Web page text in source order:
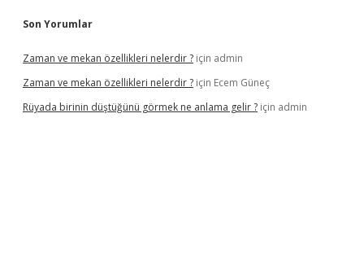
Son Yorumlar
Zaman ve mekan özellikleri nelerdir ? için admin
Zaman ve mekan özellikleri nelerdir ? için Ecem Güneç
Rüyada birinin düştüğünü görmek ne anlama gelir ? için admin